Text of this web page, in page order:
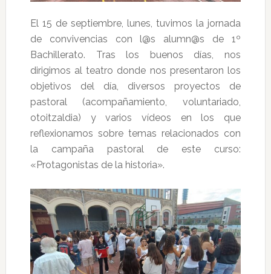
El 15 de septiembre, lunes, tuvimos la jornada
de convivencias con l@s alumn@s de 1º
Bachillerato. Tras los buenos días, nos
dirigimos al teatro donde nos presentaron los
objetivos del día, diversos proyectos de
pastoral (acompañamiento, voluntariado,
otoitzaldia) y varios vídeos en los que
reflexionamos sobre temas relacionados con
la campaña pastoral de este curso:
«Protagonistas de la historia».